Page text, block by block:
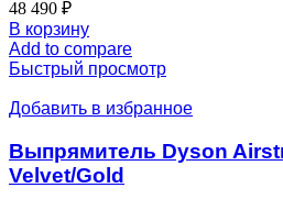
48 490 ₽
В корзину
Add to compare
Быстрый просмотр
Добавить в избранное
Выпрямитель Dyson
Velvet/Gold